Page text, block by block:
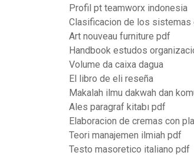
Profil pt teamworx indonesia
Clasificacion de los
Art nouveau furniture pdf
Handbook estudos
Volume da caixa dagua
El libro de eli reseña
Makalah ilmu dakwah dan
Ales paragraf kitabı pdf
Elaboracion de cremas con
Teori manajemen ilmiah pdf
Testo masoretico italiano pdf